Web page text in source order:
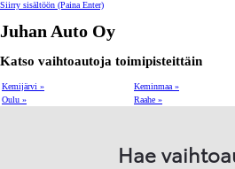
Siirry sisältöön (Paina Enter)
Juhan Auto Oy
Katso vaihtoautoja toimipisteittäin
Kemijärvi » Keminmaa »
Oulu »
Raahe »
Hae